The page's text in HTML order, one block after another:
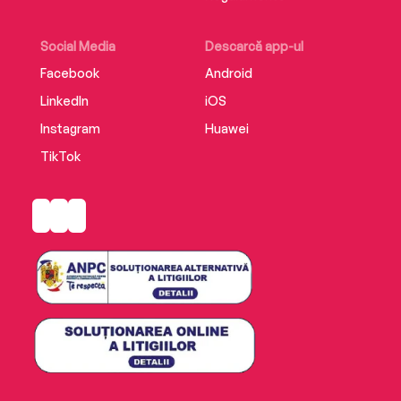
Social Media
Facebook
LinkedIn
Instagram
TikTok
Descarcă app-ul
Android
iOS
Huawei